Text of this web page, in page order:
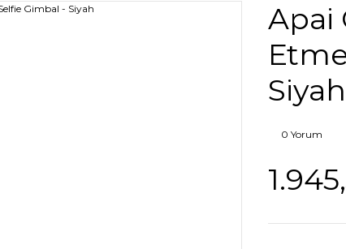
Apai
Siyah
0 Yorum